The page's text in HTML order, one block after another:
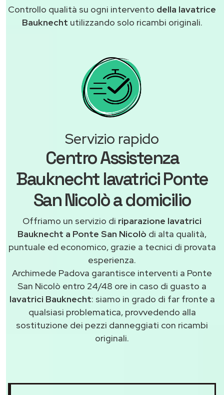
Controllo qualità su ogni intervento della lavatrice
Bauknecht utilizzando solo ricambi originali.
Servizio rapido
Centro Assistenza
Bauknecht lavatrici Ponte
San Nicolò a domicilio
Offriamo un servizio di riparazione lavatrici
Bauknecht a Ponte San Nicolò di alta qualità,
puntuale ed economico, grazie a tecnici di provata
esperienza.
Archimede Padova garantisce interventi a Ponte
San Nicolò entro 24/48 ore in caso di guasto a
lavatrici Bauknecht: siamo in grado di far fronte a
qualsiasi problematica, provvedendo alla
sostituzione dei pezzi danneggiati con ricambi
originali.